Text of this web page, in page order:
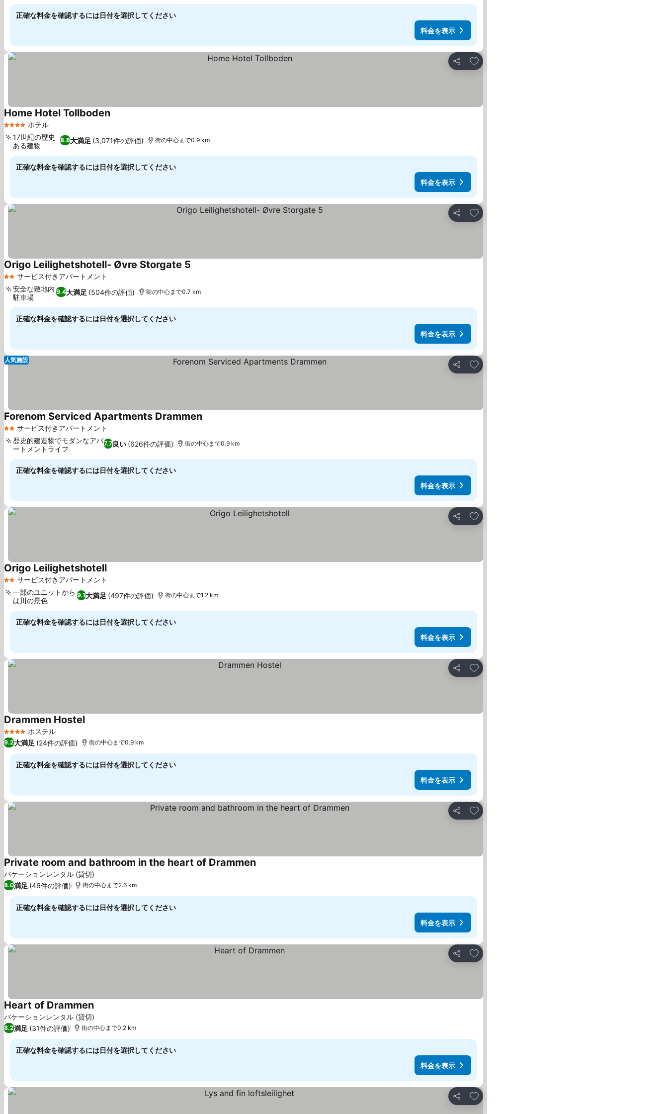
正確な料金を確認するには日付を選択してください
料金を表示
シェア
お気に入りに追加
4 ホテルのランク
ホテル
Home Hotel Tollboden
8.8大満足 (3,071件の評価)
17世紀の歴史
ある建物
街の中心まで0.9 km
正確な料金を確認するには日付を選択してください
料金を表示
シェア
お気に入りに追加
2 ホテルのランク
サービス付きアパートメント
Origo Leilighetshotell- Øvre Storgate 5
9.4大満足 (504件の評価)
安全な敷地内
駐車場
街の中心まで0.7 km
正確な料金を確認するには日付を選択してください
料金を表示
シェア
お気に入りに追加
人気施設
2 ホテルのランク
サービス付きアパートメント
Forenom Serviced Apartments Drammen
7.7良い (626件の評価)
歴史的建造物でモダンなアパ
ートメントライフ
街の中心まで0.9 km
正確な料金を確認するには日付を選択してください
料金を表示
シェア
お気に入りに追加
2 ホテルのランク
サービス付きアパートメント
Origo Leilighetshotell
9.1大満足 (497件の評価)
一部のユニットから
は川の景色
街の中心まで1.2 km
正確な料金を確認するには日付を選択してください
料金を表示
シェア
お気に入りに追加
4 ホテルのランク
ホステル
Drammen Hostel
9.2大満足 (24件の評価) 街の中心まで0.9 km
正確な料金を確認するには日付を選択してください
料金を表示
シェア
お気に入りに追加
バケーションレンタル (貸切)
Private room and bathroom in the heart of Drammen
8.0満足 (46件の評価) 街の中心まで2.6 km
正確な料金を確認するには日付を選択してください
料金を表示
シェア
お気に入りに追加
バケーションレンタル (貸切)
Heart of Drammen
8.2満足 (31件の評価) 街の中心まで0.2 km
正確な料金を確認するには日付を選択してください
料金を表示
シェア
お気に入りに追加